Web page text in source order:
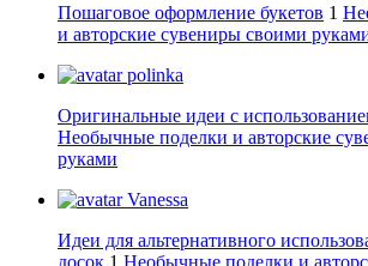
Пошаговое оформление букетов 1
и авторские сувениры своими
polinka
Оригинальные идеи с
Необычные поделки и авторские
руками
Vanessa
Идеи для альтернативного